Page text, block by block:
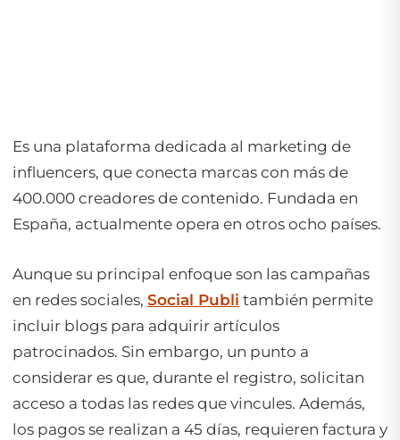
Es una plataforma dedicada al marketing de
influencers, que conecta marcas con más de
400.000 creadores de contenido. Fundada en
España, actualmente opera en otros ocho países.
Aunque su principal enfoque son las campañas
en redes sociales, Social Publi también permite
incluir blogs para adquirir artículos
patrocinados. Sin embargo, un punto a
considerar es que, durante el registro, solicitan
acceso a todas las redes que vincules. Además,
los pagos se realizan a 45 días, requieren factura y